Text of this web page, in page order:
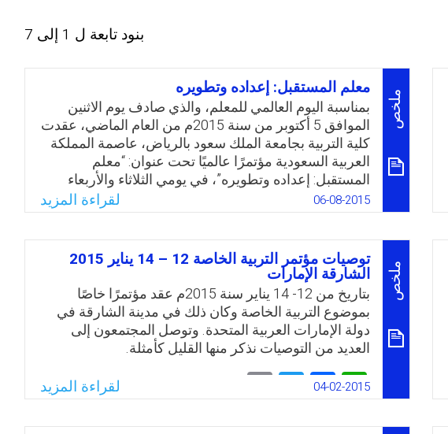
بنود تابعة ل 1 إلى 7
ملخص
معلم المستقبل: إعداده وتطويره
بمناسبة اليوم العالمي للمعلم، والذي صادف يوم الاثنين
الموافق 5 أكتوبر من سنة 2015م من العام الماضي، عقدت
كلية التربية بجامعة الملك سعود بالرياض، عاصمة المملكة
العربية السعودية مؤتمرًا عالميًا تحت عنوان: “معلم
المستقبل: إعداده وتطويره”، في يومي الثلاثاء والأربعاء
الموافقين 6-7 أكتوبر من سنة 2015م. شارك في المؤتمر
نخبة من خبراء التربية والتعليم حول العالم ممثلين عن كل
من الدول، الولايات المتحدة الأمريكية، والمملكة المتحدة،
وكوريا الجنوبية، وفنلندا؛ وبحضور عدد كبير من منسوبي
وزارة التعليم ومختلف الجامعات السعودية، إضافة إلى
منسوبي جامعة الملك سعود من أعضاء هيئة التدريس،
وباحثين، ودارسين في مراحل الدراسات العليا
والبكالوريوس.
WhatsApp
Facebook
Twitter
Email
06-08-2015 لقراءة المزيد
ملخص
توصيات مؤتمر التربية الخاصة 12 – 14 يناير 2015
الشارقة الإمارات
بتاريخ من 12- 14 يناير سنة 2015م عقد مؤتمرًا خاصًا
بموضوع التربية الخاصة وكان ذلك في مدينة الشارقة في
دولة الإمارات العربية المتحدة. وتوصل المجتمعون إلى
العديد من التوصيات نذكر منها القليل كأمثلة.
WhatsApp
Facebook
Twitter 04-02-2015 لقراءة المزيد